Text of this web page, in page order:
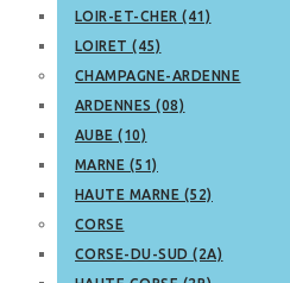
LOIR-ET-CHER (41)
LOIRET (45)
CHAMPAGNE-ARDENNE
ARDENNES (08)
AUBE (10)
MARNE (51)
HAUTE MARNE (52)
CORSE
CORSE-DU-SUD (2A)